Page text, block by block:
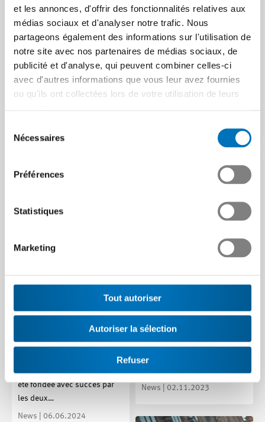
et les annonces, d'offrir des fonctionnalités relatives aux
médias sociaux et d'analyser notre trafic. Nous
partageons également des informations sur l'utilisation de
notre site avec nos partenaires de médias sociaux, de
publicité et d'analyse, qui peuvent combiner celles-ci
avec d'autres informations que vous leur avez fournies
ou qu'ils ont collectées lors de votre utilisation de leurs
Nécessaires
Préférences
Statistiques
Marketing
Tout autoriser
Autoriser la sélection
Refuser
sessions d’information
pour votre planification
Dans le cadre de la mise en
FUTUREMEM célèbre une
étape importante : la
demande de ticket est prête à
l’environnement
numérique a commencé
L’association du futur
d’apprentissage numérique a
été fondée avec succès par
les deux…
News | 06.06.2024
Update FUTUREMEM
novembre 2023
Le 31 octobre 2023, une
nouvelle séance
d’information a eu lieu dans
le cadre du projet
News | 02.11.2023